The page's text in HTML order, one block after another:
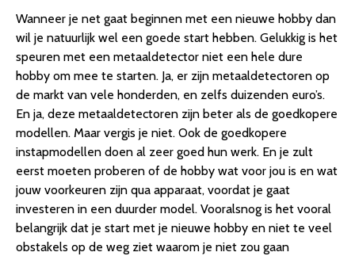
Wanneer je net gaat beginnen met een nieuwe hobby dan
wil je natuurlijk wel een goede start hebben. Gelukkig is het
speuren met een metaaldetector niet een hele dure
hobby om mee te starten. Ja, er zijn metaaldetectoren op
de markt van vele honderden, en zelfs duizenden euro’s.
En ja, deze metaaldetectoren zijn beter als de goedkopere
modellen. Maar vergis je niet. Ook de goedkopere
instapmodellen doen al zeer goed hun werk. En je zult
eerst moeten proberen of de hobby wat voor jou is en wat
jouw voorkeuren zijn qua apparaat, voordat je gaat
investeren in een duurder model. Vooralsnog is het vooral
belangrijk dat je start met je nieuwe hobby en niet te veel
obstakels op de weg ziet waarom je niet zou gaan